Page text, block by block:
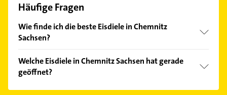
Häufige Fragen
Wie finde ich die beste Eisdiele in Chemnitz
Sachsen?
Kundenmeinungen und profitieren Sie von den
Empfehlungen. Die Suchergebnisse können Sie sich
einfach nachBewertungensortiert anzeigen lassen.
Welche Eisdiele in Chemnitz Sachsen hat gerade
geöffnet?
Im Anbieter-Bereich finden Sie alleÖffnungszeiten.